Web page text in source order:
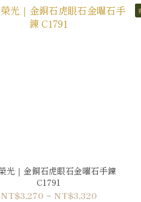
光｜金銅石虎眼石金曜石手鍊
C1791
NT$3,270 ~ NT$3,320